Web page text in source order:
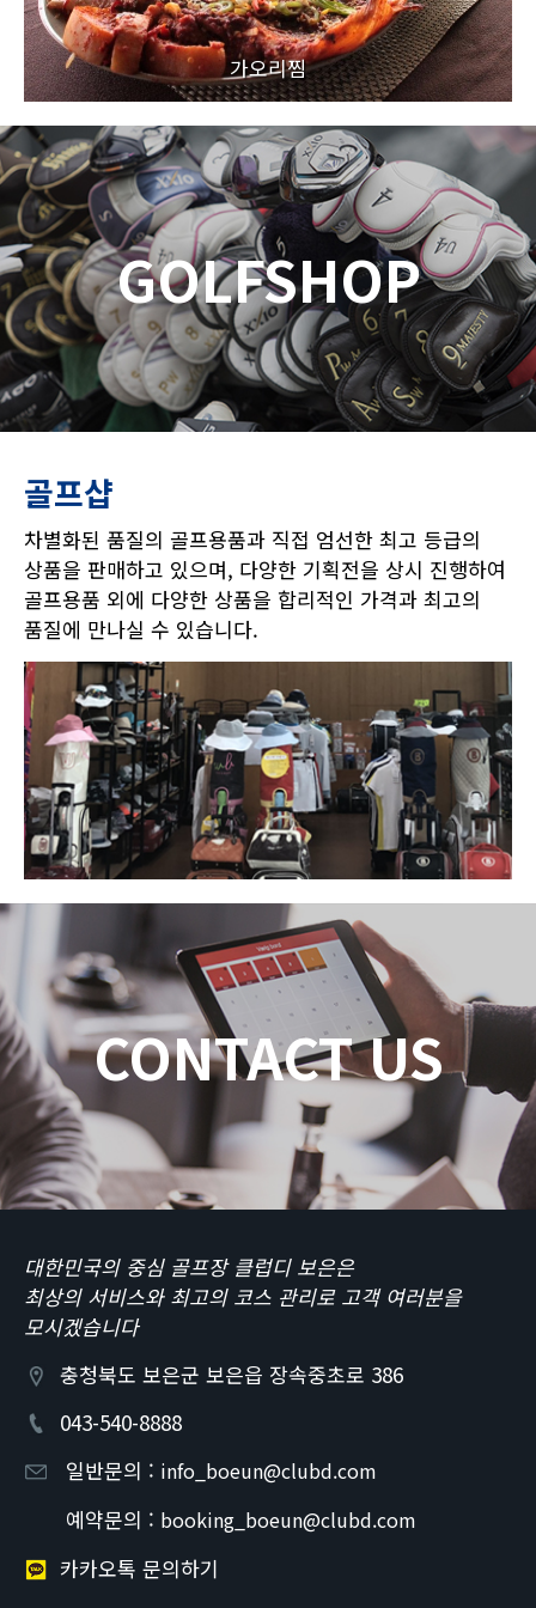
가오리찜
GOLFSHOP
골프샵
차별화된 품질의 골프용품과 직접 엄선한 최고 등급의
상품을 판매하고 있으며, 다양한 기획전을 상시 진행하여
골프용품 외에 다양한 상품을 합리적인 가격과 최고의
품질에 만나실 수 있습니다.
CONTACT US
대한민국의 중심 골프장 클럽디 보은은
최상의 서비스와 최고의 코스 관리로 고객 여러분을
모시겠습니다
충청북도 보은군 보은읍 장속중초로 386
043-540-8888
일반문의 : info_boeun@clubd.com
예약문의 : booking_boeun@clubd.com
카카오톡 문의하기